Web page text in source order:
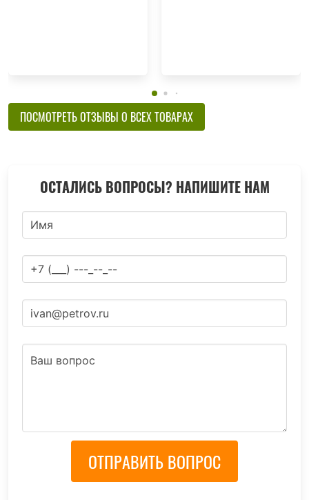
ПОСМОТРЕТЬ ОТЗЫВЫ О ВСЕХ ТОВАРАХ
ОСТАЛИСЬ ВОПРОСЫ? НАПИШИТЕ НАМ